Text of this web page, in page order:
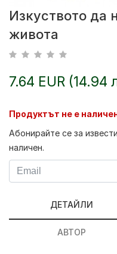
Изкуството да
живота
7.64 EUR (14.94
Продуктът не е
Абонирайте се за
наличен.
ДЕТАЙЛИ
АВТОР